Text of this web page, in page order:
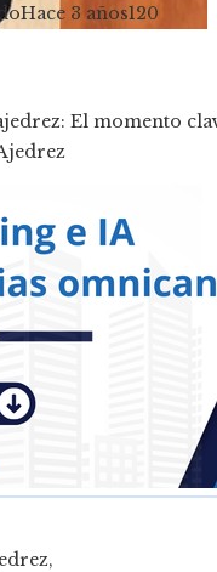
Hace 3 años120
El momento